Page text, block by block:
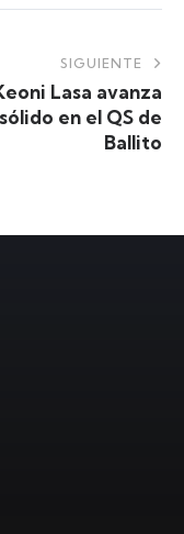
SIGUIENTE
Lasa avanza
sólido en el QS de
Ballito